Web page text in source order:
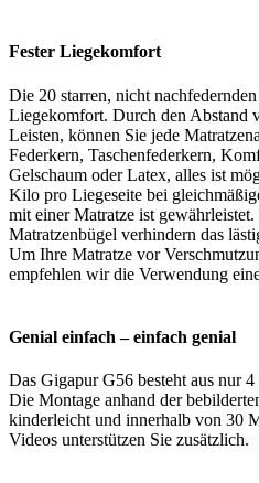
Fester Liegekomfort
Die 20 starren, nicht
Liegekomfort. Durch den Abstand
Leisten, können Sie jede
Federkern, Taschenfederkern,
Gelschaum oder Latex, alles ist
Kilo pro Liegeseite bei
mit einer Matratze ist
Matratzenbügel verhindern das
Um Ihre Matratze vor
empfehlen wir die Verwendung
Genial einfach – einfach genial
Das Gigapur G56 besteht aus nur
Die Montage anhand der
kinderleicht und innerhalb von 30
Videos unterstützen Sie zusätzlich.